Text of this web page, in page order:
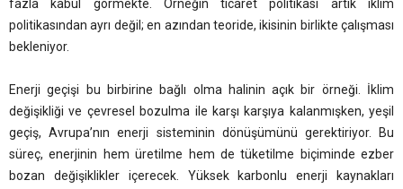
fazla kabul görmekte. Örneğin ticaret politikası artık iklim
politikasından ayrı değil; en azından teoride, ikisinin birlikte çalışması
bekleniyor.
Enerji geçişi bu birbirine bağlı olma halinin açık bir örneği. İklim
değişikliği ve çevresel bozulma ile karşı karşıya kalanmışken, yeşil
geçiş, Avrupa’nın enerji sisteminin dönüşümünü gerektiriyor. Bu
süreç, enerjinin hem üretilme hem de tüketilme biçiminde ezber
bozan değişiklikler içerecek. Yüksek karbonlu enerji kaynakları